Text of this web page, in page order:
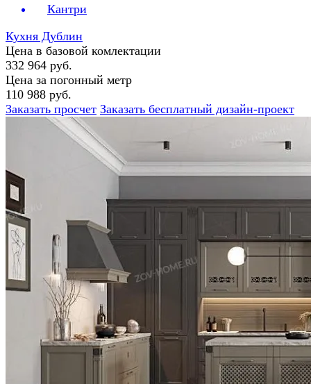
Кантри
Кухня Дублин
Цена в базовой комлектации
332 964 руб.
Цена за погонный метр
110 988 руб.
Заказать просчет Заказать бесплатный дизайн-проект